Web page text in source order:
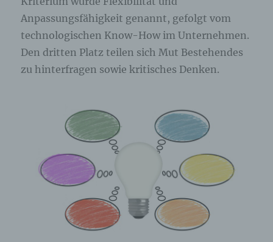
Anpassungsfähigkeit genannt, gefolgt vom
technologischen Know-How im Unternehmen.
Den dritten Platz teilen sich Mut Bestehendes
zu hinterfragen sowie kritisches Denken.